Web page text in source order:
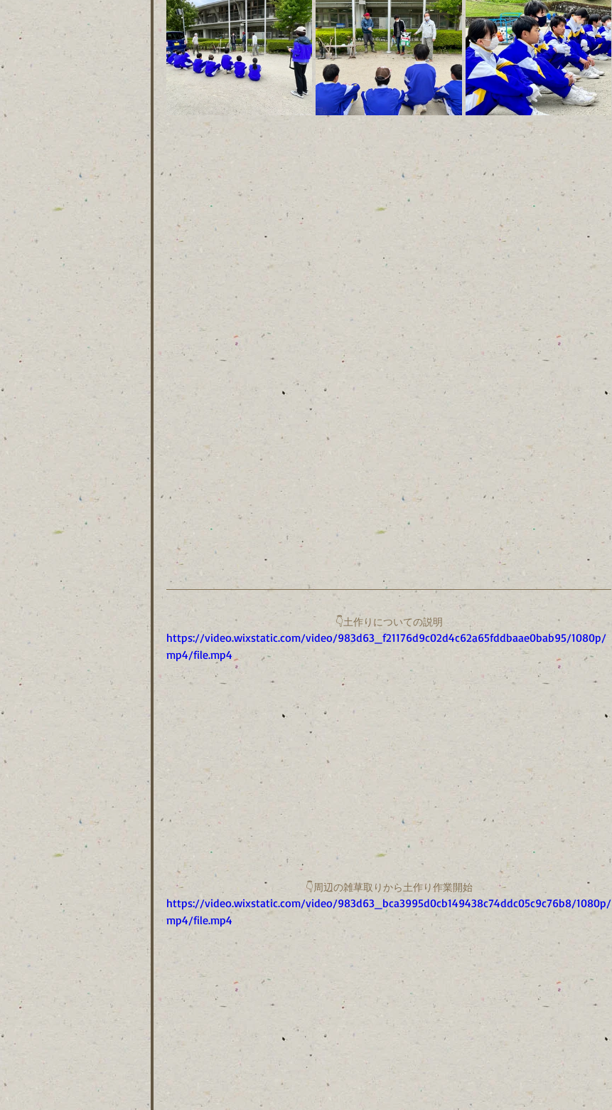
👇土作りについての説明
https://video.wixstatic.com/video/983d63_f21176d9c02d4c62a65fddbaae0bab95/1080p/
mp4/file.mp4
👇周辺の雑草取りから土作り作業開始
https://video.wixstatic.com/video/983d63_bca3995d0cb149438c74ddc05c9c76b8/1080p/
mp4/file.mp4